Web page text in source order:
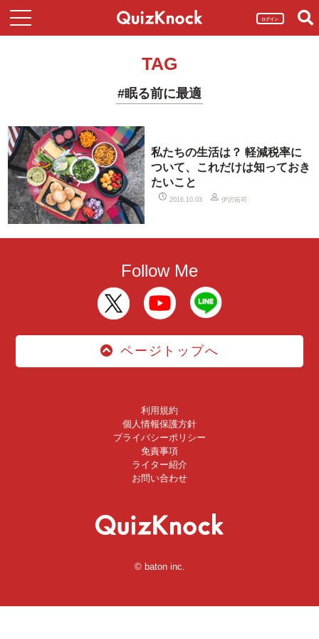
ログイン
TAG
#眠る前に最適
私たちの生活は？ 軽減税率に
ついて、これだけは知っておき
たいこと
2016.10.03 伊沢拓司
Follow Me
ページトップへ
利用規約
個人情報保護方針
プライバシーポリシー
免責事項
ライター紹介
お問い合わせ
© baton inc.